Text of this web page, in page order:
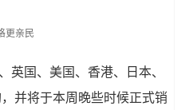
英国、美国、香港、日本、
并将于本周晚些时候正式销